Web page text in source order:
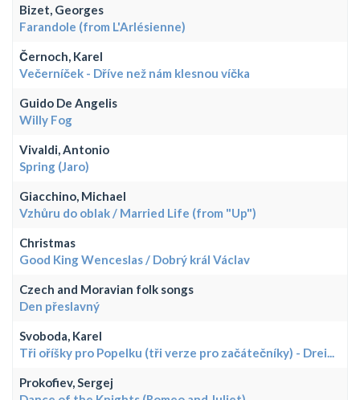
Bizet, Georges
Farandole (from L'Arlésienne)
Černoch, Karel
Večerníček - Dříve než nám klesnou víčka
Guido De Angelis
Willy Fog
Vivaldi, Antonio
Spring (Jaro)
Giacchino, Michael
Vzhůru do oblak / Married Life (from "Up")
Christmas
Good King Wenceslas / Dobrý král Václav
Czech and Moravian folk songs
Den přeslavný
Svoboda, Karel
Tři oříšky pro Popelku (tři verze pro začátečníky) - Drei...
Prokofiev, Sergej